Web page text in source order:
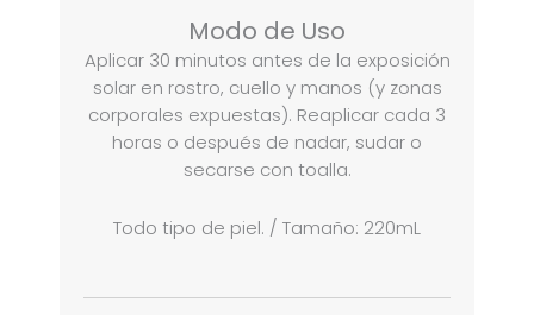
Modo de Uso
Aplicar 30 minutos antes de la exposición
solar en rostro, cuello y manos (y zonas
corporales expuestas). Reaplicar cada 3
horas o después de nadar, sudar o
secarse con toalla.
Todo tipo de piel. / Tamaño: 220mL